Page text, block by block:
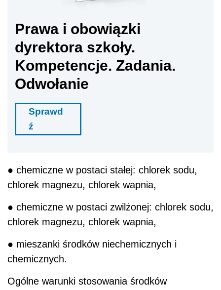
Prawa i obowiązki
dyrektora szkoły.
Kompetencje. Zadania.
Odwołanie
Sprawd
ź
● chemiczne w postaci stałej: chlorek sodu,
chlorek magnezu, chlorek wapnia,
● chemiczne w postaci zwilżonej: chlorek sodu,
chlorek magnezu, chlorek wapnia,
● mieszanki środków niechemicznych i
chemicznych.
Ogólne warunki stosowania środków